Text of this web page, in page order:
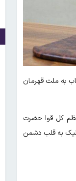
به ملت قهرمان
کل قوا حضرت
به قلب دشمن